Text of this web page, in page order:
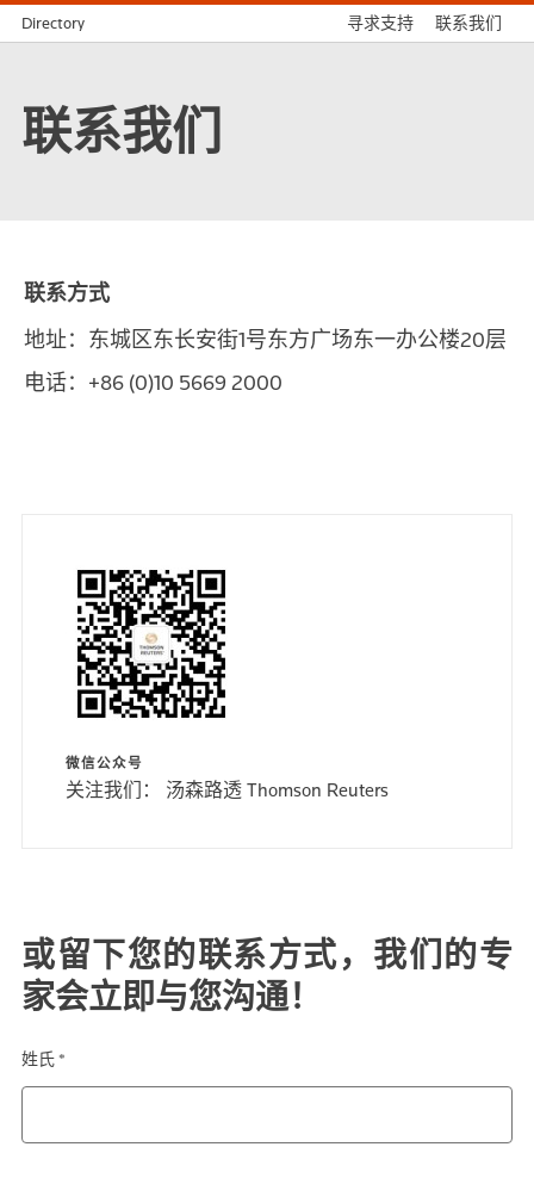
Directory 寻求支持 联系我们
联系我们
联系方式
地址：东城区东长安街1号东方广场东一办公楼20层
电话：+86 (0)10 5669 2000
微信公众号
关注我们： 汤森路透 Thomson Reuters
或留下您的联系方式，我们的专
家会立即与您沟通！
姓氏 *